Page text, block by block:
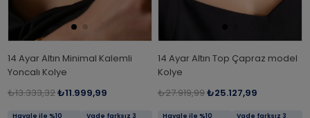
14 Ayar Altın Minimal Kalemli
Yoncalı Kolye
₺13.333,32₺11.999,99
Havale ile %10 Vade farksız 3
14 Ayar Altın Top Çapraz model
Kolye
₺27.919,99₺25.127,99
Havale ile %10 Vade farksız 3